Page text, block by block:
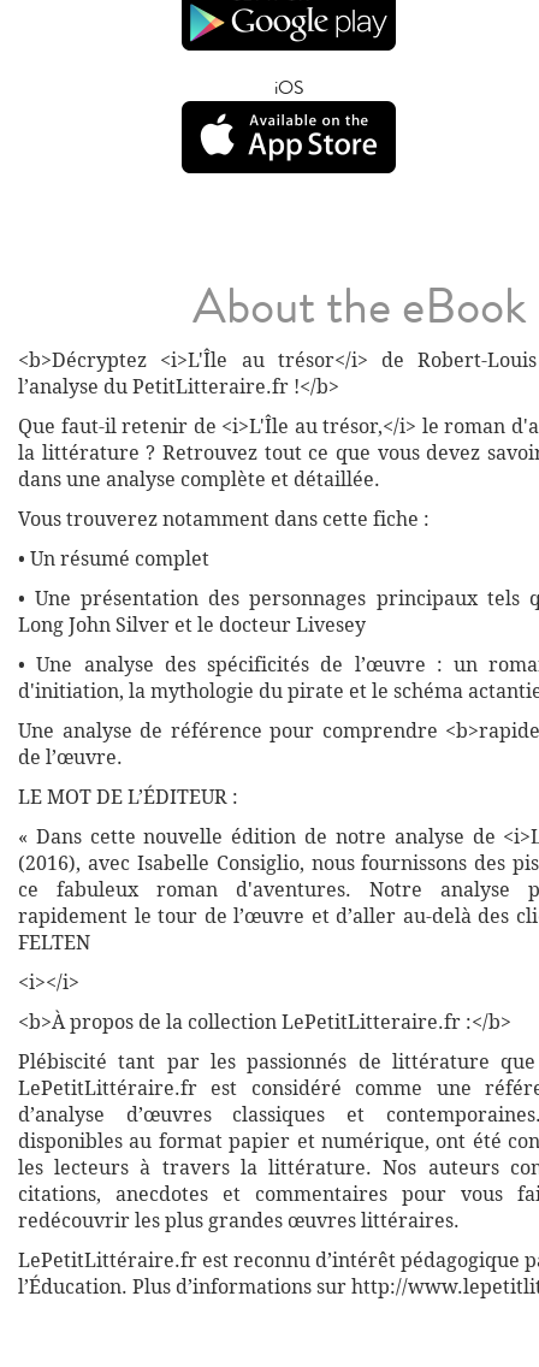
iOS
About the eBook
<b>Décryptez <i>L'Île au trésor</i> de Robert-
l’analyse du PetitLitteraire.fr !</b>
Que faut-il retenir de <i>L'Île au trésor,</i> le roman
la littérature ? Retrouvez tout ce que vous devez
dans une analyse complète et détaillée.
Vous trouverez notamment dans cette fiche :
• Un résumé complet
• Une présentation des personnages principaux tels
Long John Silver et le docteur Livesey
• Une analyse des spécificités de l’œuvre : un
d'initiation, la mythologie du pirate et le schéma
Une analyse de référence pour comprendre
de l’œuvre.
LE MOT DE L’ÉDITEUR :
« Dans cette nouvelle édition de notre analyse de
(2016), avec Isabelle Consiglio, nous fournissons des
ce fabuleux roman d'aventures. Notre analyse
rapidement le tour de l’œuvre et d’aller au-delà des
FELTEN
<i></i>
<b>À propos de la collection LePetitLitteraire.fr :</b>
Plébiscité tant par les passionnés de littérature
LePetitLittéraire.fr est considéré comme une
d’analyse d’œuvres classiques et
disponibles au format papier et numérique, ont été
les lecteurs à travers la littérature. Nos auteurs
citations, anecdotes et commentaires pour vous
redécouvrir les plus grandes œuvres littéraires.
LePetitLittéraire.fr est reconnu d’intérêt pédagogique
l’Éducation. Plus d’informations sur http://